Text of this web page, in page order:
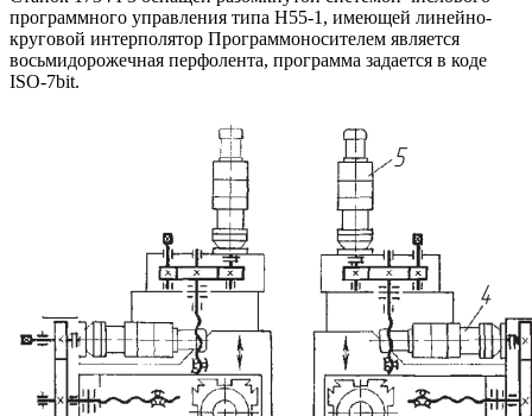
программного управления типа Н55-1, имеющей линейно-
круговой интерполятор Программоносителем является
восьмидорожечная перфолента, программа задается в коде
ISO-7bit.